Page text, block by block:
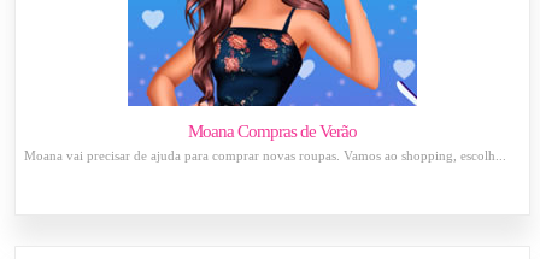
Moana Compras de Verão
Moana vai precisar de ajuda para comprar novas roupas. Vamos ao shopping, escolh...